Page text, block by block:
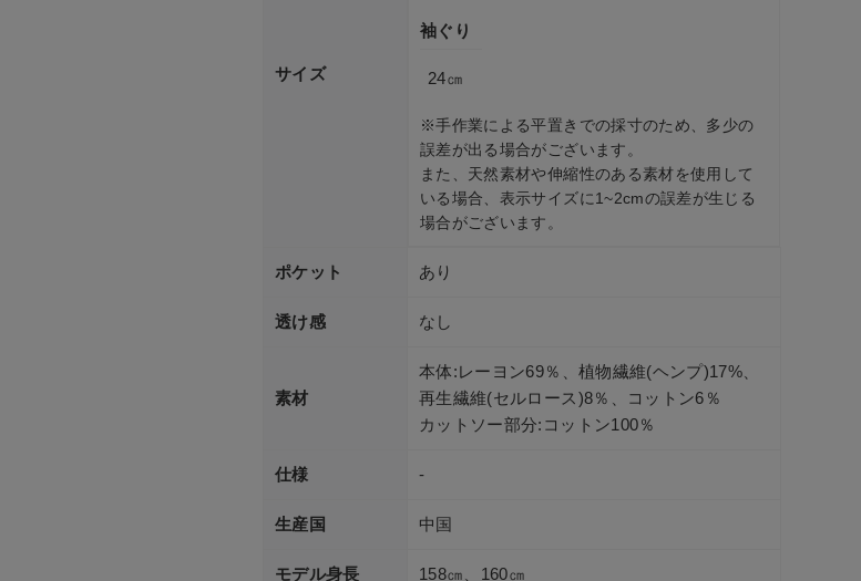
サイズ
袖ぐり
24㎝
※手作業による平置きでの採寸のため、多少の
誤差が出る場合がございます。
また、天然素材や伸縮性のある素材を使用して
いる場合、表示サイズに1~2cmの誤差が生じる
場合がございます。
ポケット あり
透け感 なし
素材
本体:レーヨン69％、植物繊維(ヘンプ)17%、
再生繊維(セルロース)8％、コットン6％
カットソー部分:コットン100％
仕様 -
生産国 中国
モデル身長 158㎝、160㎝